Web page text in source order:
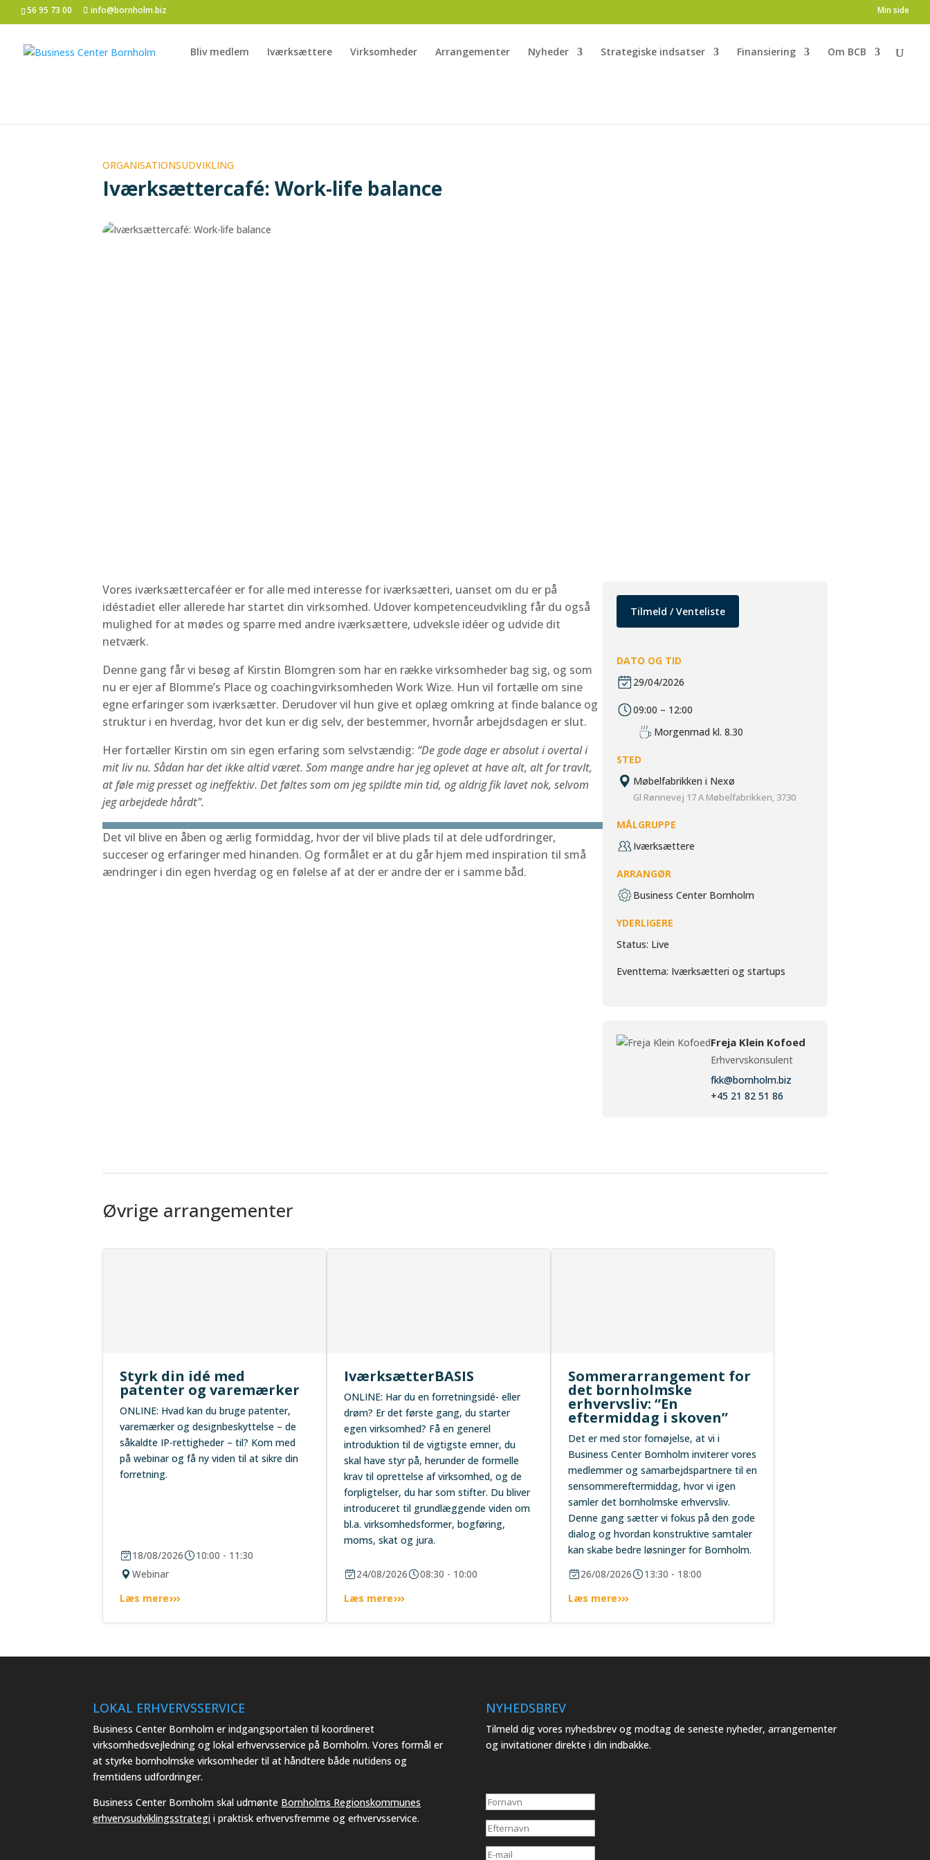
56 95 73 00 info@bornholm.biz Min side
Bliv medlem Iværksættere Virksomheder Arrangementer Nyheder Strategiske indsatser Finansiering Om BCB
ORGANISATIONSUDVIKLING
Iværksættercafé: Work-life balance
Vores iværksættercaféer er for alle med interesse for iværksætteri, uanset om du er på
idéstadiet eller allerede har startet din virksomhed. Udover kompetenceudvikling får du også
mulighed for at mødes og sparre med andre iværksættere, udveksle idéer og udvide dit
netværk.
Denne gang får vi besøg af Kirstin Blomgren som har en række virksomheder bag sig, og som
nu er ejer af Blomme’s Place og coachingvirksomheden Work Wize. Hun vil fortælle om sine
egne erfaringer som iværksætter. Derudover vil hun give et oplæg omkring at finde balance og
struktur i en hverdag, hvor det kun er dig selv, der bestemmer, hvornår arbejdsdagen er slut.
Her fortæller Kirstin om sin egen erfaring som selvstændig: “De gode dage er absolut i overtal i
mit liv nu. Sådan har det ikke altid været. Som mange andre har jeg oplevet at have alt, alt for travlt,
at føle mig presset og ineffektiv. Det føltes som om jeg spildte min tid, og aldrig fik lavet nok, selvom
jeg arbejdede hårdt”.
Det vil blive en åben og ærlig formiddag, hvor der vil blive plads til at dele udfordringer,
succeser og erfaringer med hinanden. Og formålet er at du går hjem med inspiration til små
ændringer i din egen hverdag og en følelse af at der er andre der er i samme båd.
Tilmeld / Venteliste
DATO OG TID
29/04/2026
09:00 – 12:00
Morgenmad kl. 8.30
STED
Møbelfabrikken i Nexø
Gl Rønnevej 17 A Møbelfabrikken, 3730
MÅLGRUPPE
Iværksættere
ARRANGØR
Business Center Bornholm
YDERLIGERE
Status: Live
Eventtema: Iværksætteri og startups
Freja Klein Kofoed
Erhvervskonsulent
fkk@bornholm.biz
+45 21 82 51 86
Øvrige arrangementer
Styrk din idé med
patenter og varemærker
ONLINE: Hvad kan du bruge patenter,
varemærker og designbeskyttelse – de
såkaldte IP-rettigheder – til? Kom med
på webinar og få ny viden til at sikre din
forretning.
18/08/2026
10:00 - 11:30
Webinar
Læs mere
IværksætterBASIS
ONLINE: Har du en forretningsidé- eller
drøm? Er det første gang, du starter
egen virksomhed? Få en generel
introduktion til de vigtigste emner, du
skal have styr på, herunder de formelle
krav til oprettelse af virksomhed, og de
forpligtelser, du har som stifter. Du bliver
introduceret til grundlæggende viden om
bl.a. virksomhedsformer, bogføring,
moms, skat og jura.
24/08/2026
08:30 - 10:00
Læs mere
Sommerarrangement for
det bornholmske
erhvervsliv: “En
eftermiddag i skoven”
Det er med stor fornøjelse, at vi i
Business Center Bornholm inviterer vores
medlemmer og samarbejdspartnere til en
sensommereftermiddag, hvor vi igen
samler det bornholmske erhvervsliv.
Denne gang sætter vi fokus på den gode
dialog og hvordan konstruktive samtaler
kan skabe bedre løsninger for Bornholm.
26/08/2026
13:30 - 18:00
Læs mere
LOKAL ERHVERVSSERVICE
Business Center Bornholm er indgangsportalen til koordineret
virksomhedsvejledning og lokal erhvervsservice på Bornholm. Vores formål er
at styrke bornholmske virksomheder til at håndtere både nutidens og
fremtidens udfordringer.
Business Center Bornholm skal udmønte Bornholms Regionskommunes
erhvervsudviklingsstrategi i praktisk erhvervsfremme og erhvervsservice.
NYHEDSBREV
Tilmeld dig vores nyhedsbrev og modtag de seneste nyheder, arrangementer
og invitationer direkte i din indbakke.